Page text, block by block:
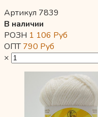
Артикул 7839
В наличии
РОЗН 1 106 Руб
ОПТ790 Руб
×